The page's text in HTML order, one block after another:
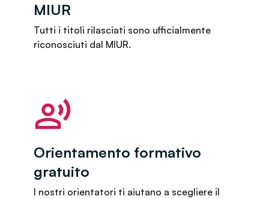
MIUR
Tutti i titoli rilasciati sono ufficialmente
riconosciuti dal MIUR.
Orientamento formativo
gratuito
I nostri orientatori ti aiutano a scegliere il